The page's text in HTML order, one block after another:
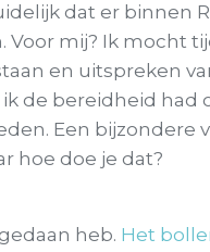
dat er binnen
Voor mij? Ik mocht
en uitspreken
de bereidheid had
Een bijzondere
hoe doe je dat?
heb. Het